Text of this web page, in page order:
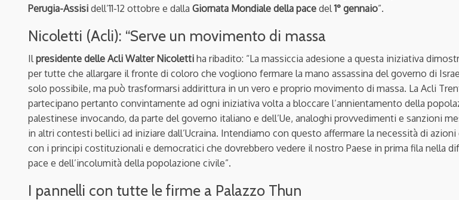
Perugia-Assisi dell’11-12 ottobre e dalla Giornata Mondiale della pace del1° gennaio”.
Nicoletti (Acli): “Serve un movimento di massa
Il presidente delle Acli Walter Nicoletti ha ribadito: “La massiccia adesione a questa iniziativa
per tutte che allargare il fronte di coloro che vogliono fermare la mano assassina del governo di
solo possibile, ma può trasformarsi addirittura in un vero e proprio movimento di massa. La Acli
partecipano pertanto convintamente ad ogni iniziativa volta a bloccare l’annientamento della
palestinese invocando, da parte del governo italiano e dell’Ue, analoghi provvedimenti e sanzioni
in altri contesti bellici ad iniziare dall’Ucraina. Intendiamo con questo affermare la necessità di
con i principi costituzionali e democratici che dovrebbero vedere il nostro Paese in prima fila nella
pace e dell’incolumità della popolazione civile”.
I pannelli con tutte le firme a Palazzo Thun